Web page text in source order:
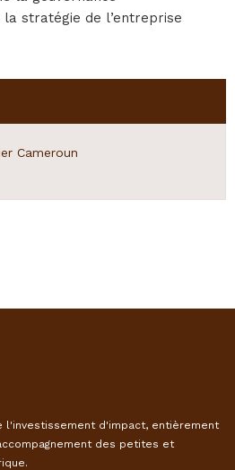
stratégie de l’entreprise
Cameroun
l'investissement d'impact, entièrement
des petites et